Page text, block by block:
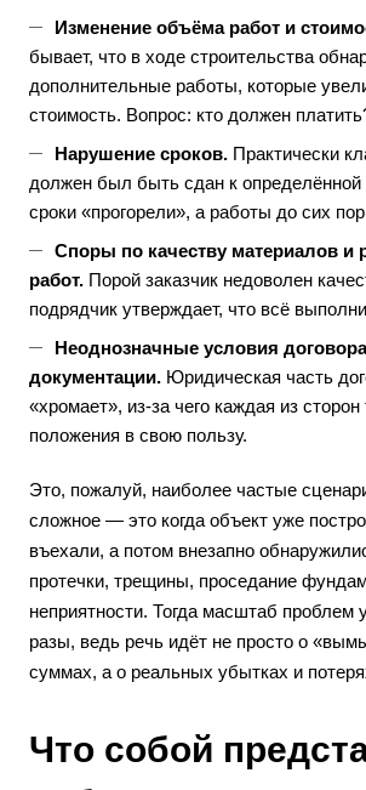
Изменение объёма работ и
бывает, что в ходе строительства
дополнительные работы, которые
стоимость. Вопрос: кто должен
Нарушение сроков. Практически
должен был быть сдан к определённой
сроки «прогорели», а работы до сих
Споры по качеству материалов и
работ. Порой заказчик недоволен
подрядчик утверждает, что всё
Неоднозначные условия
документации. Юридическая часть
«хромает», из-за чего каждая из сторон
положения в свою пользу.
Это, пожалуй, наиболее частые
сложное — это когда объект уже
въехали, а потом внезапно
протечки, трещины, проседание
неприятности. Тогда масштаб проблем
разы, ведь речь идёт не просто о
суммах, а о реальных убытках и
Что собой